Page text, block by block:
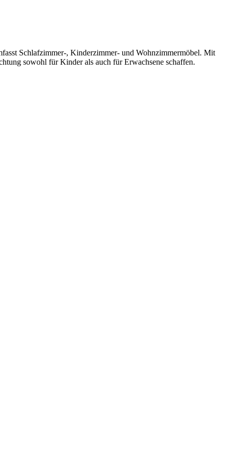
Schlafzimmer-, Kinderzimmer- und Wohnzimmermöbel. Mit
sowohl für Kinder als auch für Erwachsene schaffen.